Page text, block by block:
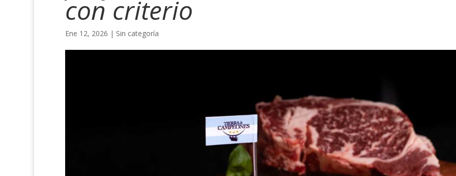
con criterio
Ene 12, 2026 | Sin categoría